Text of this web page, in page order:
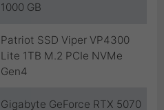
1000 GB
Patriot SSD Viper VP4300
Lite 1TB M.2 PCIe NVMe
Gen4
Gigabyte GeForce RTX 5070